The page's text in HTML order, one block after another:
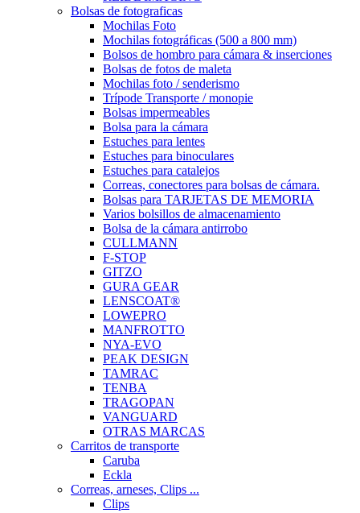
Bolsas de fotograficas
Mochilas Foto
Mochilas fotográficas (500 a 800 mm)
Bolsos de hombro para cámara & inserciones
Bolsas de fotos de maleta
Mochilas foto / senderismo
Trípode Transporte / monopie
Bolsas impermeables
Bolsa para la cámara
Estuches para lentes
Estuches para binoculares
Estuches para catalejos
Correas, conectores para bolsas de cámara.
Bolsas para TARJETAS DE MEMORIA
Varios bolsillos de almacenamiento
Bolsa de la cámara antirrobo
CULLMANN
F-STOP
GITZO
GURA GEAR
LENSCOAT®
LOWEPRO
MANFROTTO
NYA-EVO
PEAK DESIGN
TAMRAC
TENBA
TRAGOPAN
VANGUARD
OTRAS MARCAS
Carritos de transporte
Caruba
Eckla
Correas, arneses, Clips ...
Clips